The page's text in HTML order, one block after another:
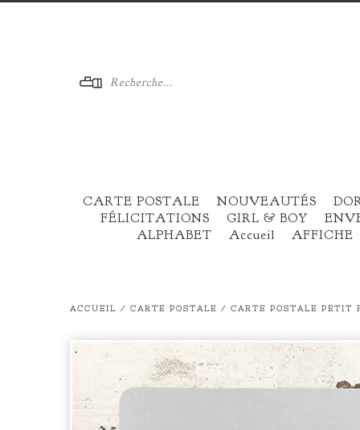
CARTE POSTALE NOUVEAUTÉS
FÉLICITATIONS
GIRL & BOY
ALPHABET
Accueil AFFICHE
ACCUEIL / CARTE POSTALE / CARTE POSTALE PETIT